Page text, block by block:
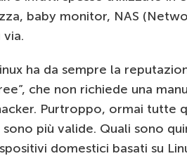
baby monitor, NAS
ha da sempre la
che non richiede una
Purtroppo, ormai tutte
più valide. Quali sono
domestici basati su